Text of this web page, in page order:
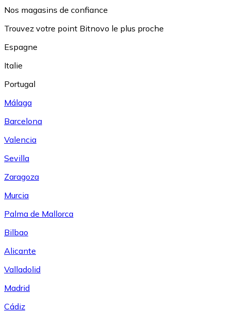
Nos magasins de confiance
Trouvez votre point Bitnovo le plus proche
Espagne
Italie
Portugal
Málaga
Barcelona
Valencia
Sevilla
Zaragoza
Murcia
Palma de Mallorca
Bilbao
Alicante
Valladolid
Madrid
Cádiz